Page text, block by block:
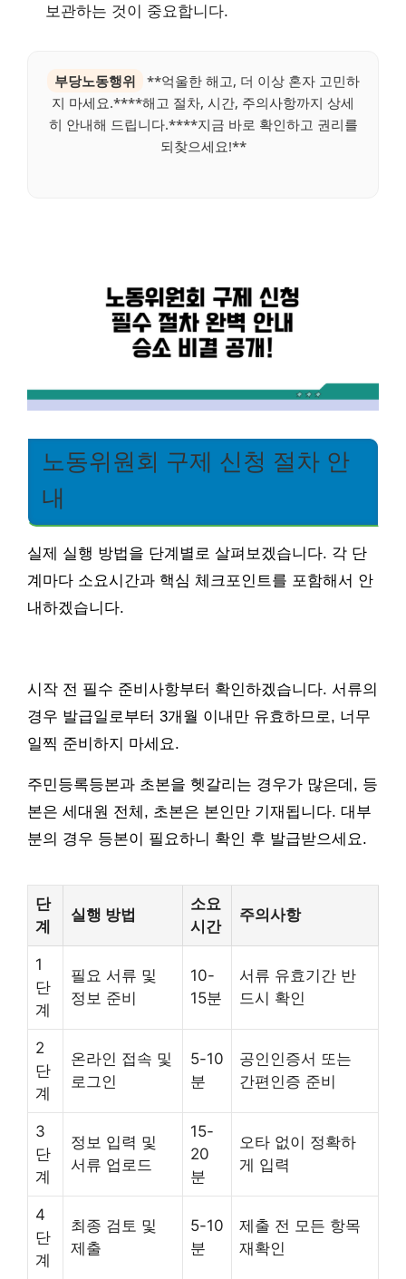
보관하는 것이 중요합니다.
부당노동행위
**억울한 해고, 더 이상 혼자 고민하
지 마세요.****해고 절차, 시간, 주의사항까지 상세
히 안내해 드립니다.****지금 바로 확인하고 권리를
되찾으세요!**
노동위원회 구제 신청 절차 안
내
실제 실행 방법을 단계별로 살펴보겠습니다. 각 단
계마다 소요시간과 핵심 체크포인트를 포함해서 안
내하겠습니다.
시작 전 필수 준비사항부터 확인하겠습니다. 서류의
경우 발급일로부터 3개월 이내만 유효하므로, 너무
일찍 준비하지 마세요.
주민등록등본과 초본을 헷갈리는 경우가 많은데, 등
본은 세대원 전체, 초본은 본인만 기재됩니다. 대부
분의 경우 등본이 필요하니 확인 후 발급받으세요.
단
계
실행 방법
소요
시간
주의사항
1
단
계
필요 서류 및
정보 준비
10-
15분
서류 유효기간 반
드시 확인
2
단
계
온라인 접속 및
로그인
5-10
분
공인인증서 또는
간편인증 준비
3
단
계
정보 입력 및
서류 업로드
15-
20
분
오타 없이 정확하
게 입력
4
단
계
최종 검토 및
제출
5-10
분
제출 전 모든 항목
재확인